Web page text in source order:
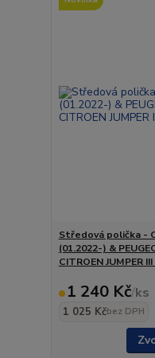
Středová polička -
(01.2022-) &
CITROEN JUMPER
1 240 Kč/ks
1 025 Kčbez DPH